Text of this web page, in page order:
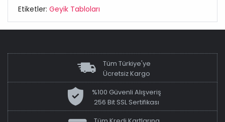
Etiketler: Geyik Tabloları
Tüm Türkiye'ye
Ücretsiz Kargo
%100 Güvenli Alışveriş
256 Bit SSL Sertifikası